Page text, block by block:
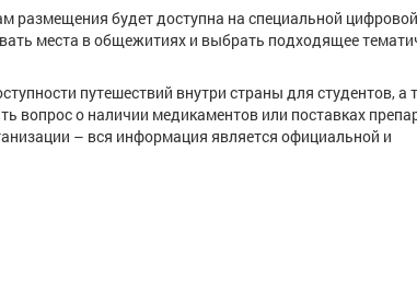
размещения будет доступна на специальной цифровой
места в общежитиях и выбрать подходящее
путешествий внутри страны для студентов, а
вопрос о наличии медикаментов или поставках
– вся информация является официальной и